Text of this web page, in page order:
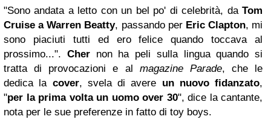
"Sono andata a letto con un bel po' di celebrità, da Tom
Cruise a Warren Beatty, passando per Eric Clapton, mi
sono piaciuti tutti ed ero felice quando toccava al
prossimo...". Cher non ha peli sulla lingua quando si
tratta di provocazioni e al magazine Parade, che le
dedica la cover, svela di avere un nuovo fidanzato,
"per la prima volta un uomo over 30", dice la cantante,
nota per le sue preferenze in fatto di toy boys.